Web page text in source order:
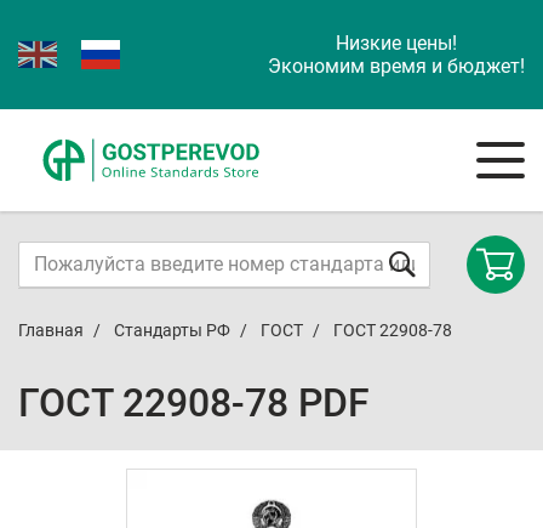
Низкие цены!
Экономим время и бюджет!
Главная Стандарты РФ ГОСТ ГОСТ 22908-78
ГОСТ 22908-78 PDF